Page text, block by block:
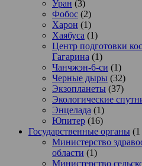
Уран (3)
Фобос (2)
Харон (1)
Хаябуса (1)
Центр подготовки
Гагарина (1)
Чанчжэн-6-си (1)
Черные дыры (32)
Экзопланеты (37)
Экологические
Энцелада (1)
Юпитер (16)
Государственные органы (1
Министерство
области (1)
Министерство